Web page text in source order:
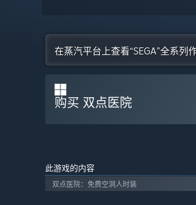
在蒸汽平台上查看“SEGA”全系列
购买 双点医院
此游戏的内容
双点医院：免费空洞人时装